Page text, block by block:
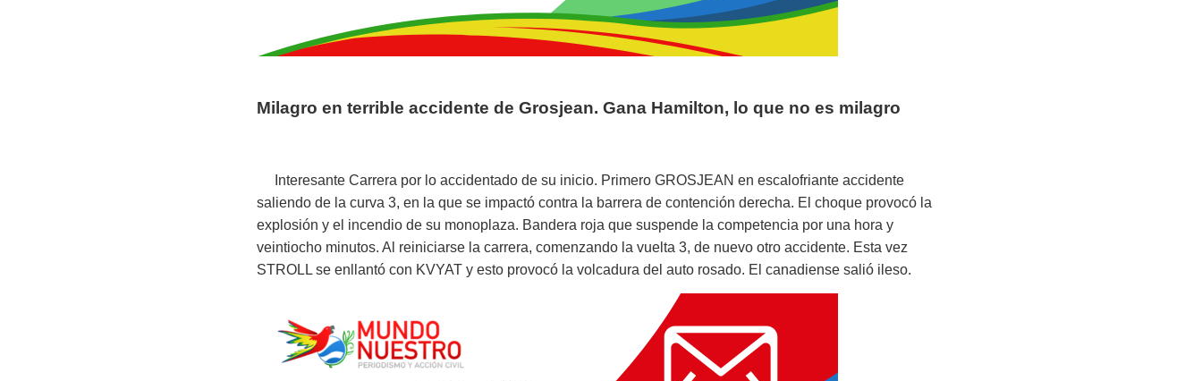
Milagro en terrible accidente de Grosjean. Gana Hamilton, lo que no es milagro
Interesante Carrera por lo accidentado de su inicio. Primero GROSJEAN en escalofriante accidente
saliendo de la curva 3, en la que se impactó contra la barrera de contención derecha. El choque provocó la
explosión y el incendio de su monoplaza. Bandera roja que suspende la competencia por una hora y
veintiocho minutos. Al reiniciarse la carrera, comenzando la vuelta 3, de nuevo otro accidente. Esta vez
STROLL se enllantó con KVYAT y esto provocó la volcadura del auto rosado. El canadiense salió ileso.